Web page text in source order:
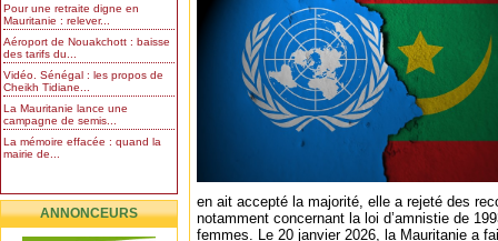
Pour une retraite digne en
Mauritanie : relever...
Aéroport de Nouakchott : baisse
des tarifs du...
Vidéo. Sénégal : les propos de
Cheikh Tidiane...
La Mauritanie lance une
campagne de semis...
La mémoire effacée : quand la
mairie de...
ANNONCEURS
en ait accepté la majorité, elle a rejeté des
notamment concernant la loi d’amnistie de
femmes. Le 20 janvier 2026, la Mauritanie a